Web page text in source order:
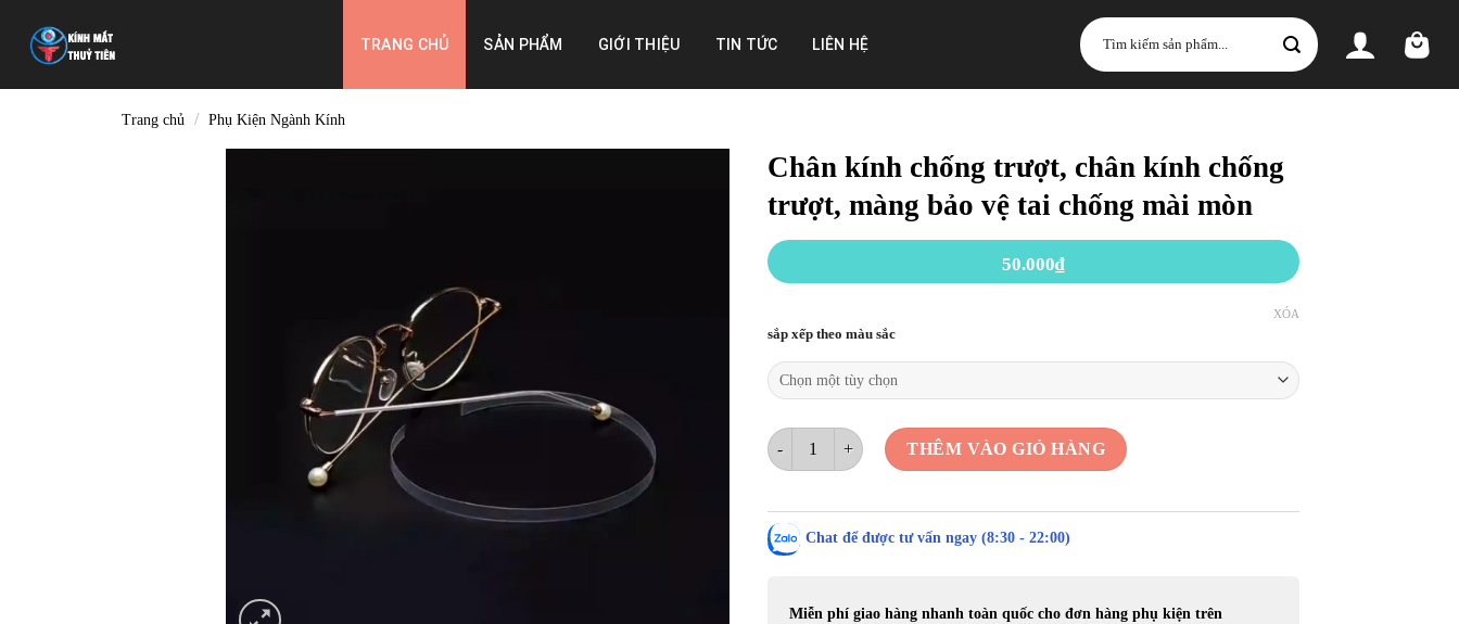
content
TRANG CHỦ SẢN PHẨM GIỚI THIỆU TIN TỨC LIÊN HỆ
Tìm
kiếm:
Trang chủ / Phụ Kiện Ngành Kính
Chân kính chống trượt, chân kính chống
trượt, màng bảo vệ tai chống mài mòn
50.000₫
sắp xếp theo màu sắc
XÓA
Chân kính chống trượt, chân kính chống trượt, màng bảo vệ tai chống mài mòn số lượng
THÊM VÀO GIỎ HÀNG
Chat để được tư vấn ngay (8:30 - 22:00)
Miễn phí giao hàng nhanh toàn quốc cho đơn hàng phụ kiện trên